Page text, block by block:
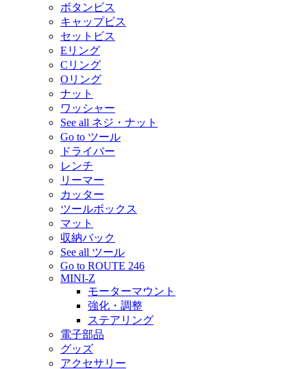
ボタンビス
キャップビス
セットビス
Eリング
Cリング
Oリング
ナット
ワッシャー
See all ネジ・ナット
Go to ツール
ドライバー
レンチ
リーマー
カッター
ツールボックス
マット
収納バック
See all ツール
Go to ROUTE 246
MINI-Z
モーターマウント
強化・調整
ステアリング
電子部品
グッズ
アクセサリー